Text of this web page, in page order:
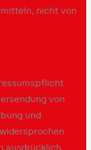
nicht von
von
und
ausdrücklich